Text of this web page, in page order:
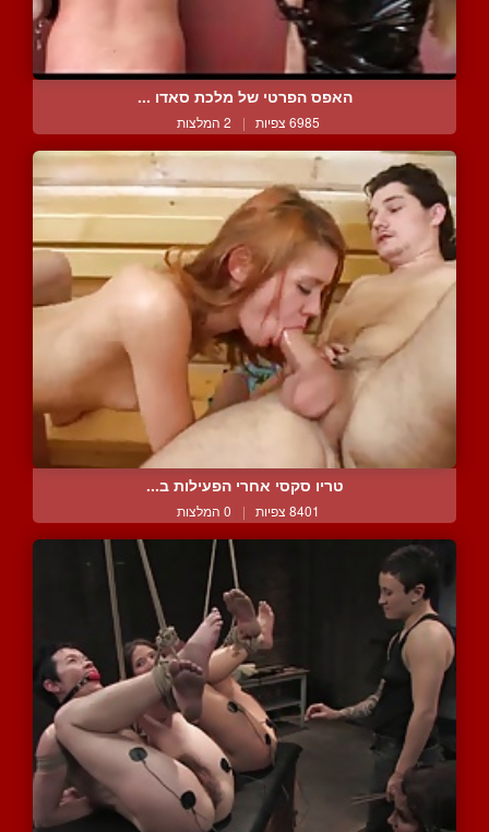
האפס הפרטי של מלכת סאדו ...
6985 צפיות | 2 המלצות
טריו סקסי אחרי הפעילות ב...
8401 צפיות | 0 המלצות